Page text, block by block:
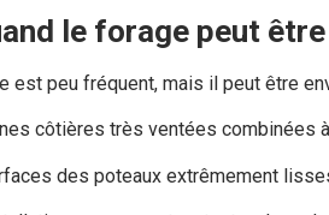
le forage peut
est peu fréquent, mais il peut être
côtières très ventées combinées
des poteaux extrêmement